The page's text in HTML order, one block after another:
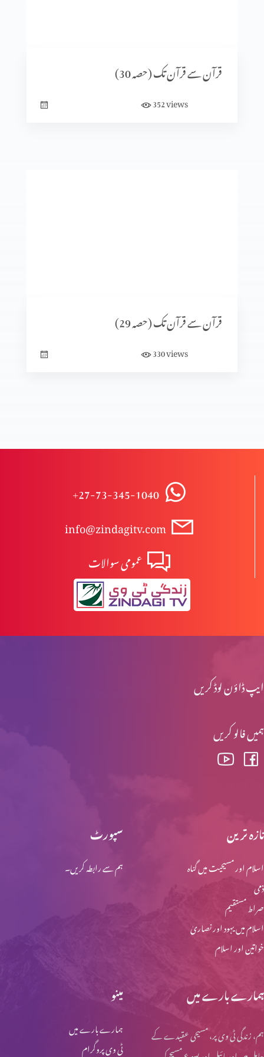
قرآن سے قرآن تک (حصہ10)
قرآن سے قرآن تک (حصہ 6)
مسلہ حلال اور حرام (حصہ 8)
مسلہ حلال اور حرام (حصہ 7)
مسلہ حلال اور حرام (حصہ 6)
قرآن سے قرآن تک (حصہ 30)
352views
قرآن سے قرآن تک (حصہ 29)
330views
+27-73-345-1040
info@zindagitv.com
عمومی سوالات
ایپ ڈاؤن لوڈ کریں
ہمیں فالو کریں
سپورٹ
ہم سے رابطہ کریں۔
تازہ ترین
اسلام اور مسیحیت میں گناہ
ذمی
صراط مستقیم
اسلام میں یہود اور نصاریٰ
خواتین اور اسلام
مینو
ہمارے بارے میں
ٹی وی پروگرام
ہمارے بارے میں
ہم، زندگی ٹی وی پر، مسیحی عقیدے کے